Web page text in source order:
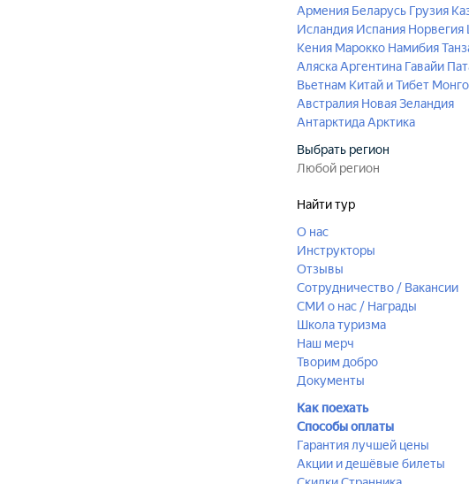
Армения Беларусь Грузия
Исландия Испания Норвегия
Кения Марокко Намибия
АляскаАргентина Гавайи
Вьетнам Китай и Тибет
Австралия Новая Зеландия
АнтарктидаАрктика
Выбрать регион
Найти тур
О нас
Инструкторы
Отзывы
Сотрудничество / Вакансии
СМИ о нас / Награды
Школа туризма
Наш мерч
Творим добро
Документы
Как поехать
Способы оплаты
Гарантия лучшей цены
Акции и дешёвые билеты